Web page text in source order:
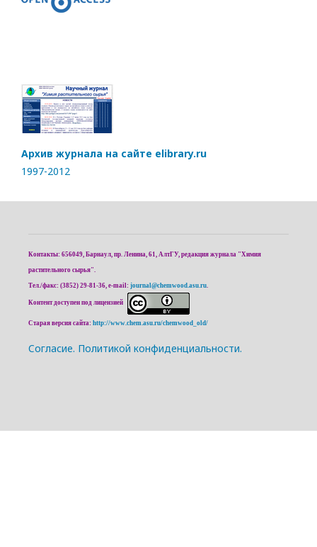
Архив журнала на сайте elibrary.ru
1997-2012
Контакты: 656049, Барнаул, пр. Ленина, 61, АлтГУ, редакция журнала "Химия
растительного сырья".
Тел./факс: (3852) 29-81-36, e-mail: journal@chemwood.asu.ru
Контент доступен под лицензией
Старая версия сайта: http://www.chem.asu.ru/chemwood_old/
Cогласие. Политикой конфиденциальности.